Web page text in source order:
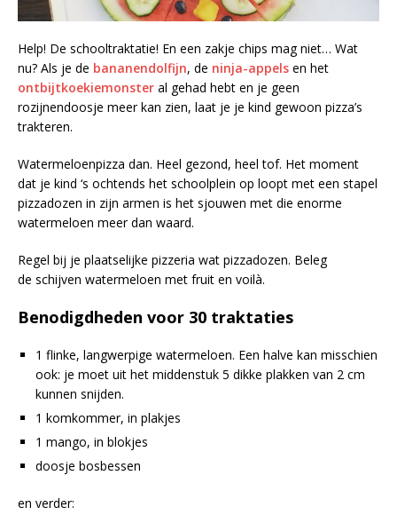
Help! De schooltraktatie! En een zakje chips mag niet… Wat
nu? Als je de bananendolfijn, de ninja-appels en het
ontbijtkoekiemonster al gehad hebt en je geen
rozijnendoosje meer kan zien, laat je je kind gewoon pizza’s
trakteren.
Watermeloenpizza dan. Heel gezond, heel tof. Het moment
dat je kind ‘s ochtends het schoolplein op loopt met een stapel
pizzadozen in zijn armen is het sjouwen met die enorme
watermeloen meer dan waard.
Regel bij je plaatselijke pizzeria wat pizzadozen. Beleg
de schijven watermeloen met fruit en voilà.
Benodigdheden voor 30 traktaties
1 flinke, langwerpige watermeloen. Een halve kan misschien
ook: je moet uit het middenstuk 5 dikke plakken van 2 cm
kunnen snijden.
1 komkommer, in plakjes
1 mango, in blokjes
doosje bosbessen
en verder: